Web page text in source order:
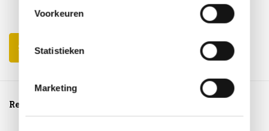
Voorkeuren
Statistieken
Marketing
Draait makkelijk.
Erg blij mee !!
Schrijf je eigen review
Reeds bekeken